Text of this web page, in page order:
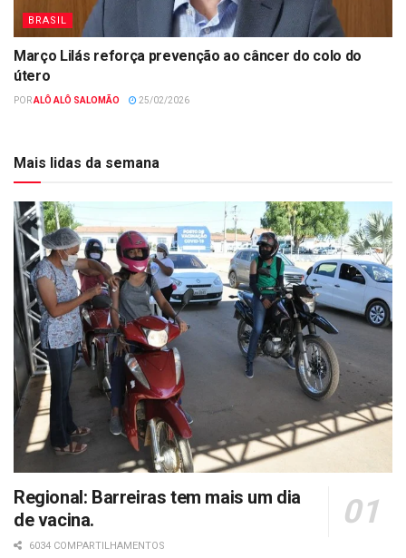
BRASIL
Março Lilás reforça prevenção ao câncer do colo do
útero
PORALÔ ALÔ SALOMÃO 25/02/2026
Mais lidas da semana
Regional: Barreiras tem mais um dia
de vacina.
6034 COMPARTILHAMENTOS